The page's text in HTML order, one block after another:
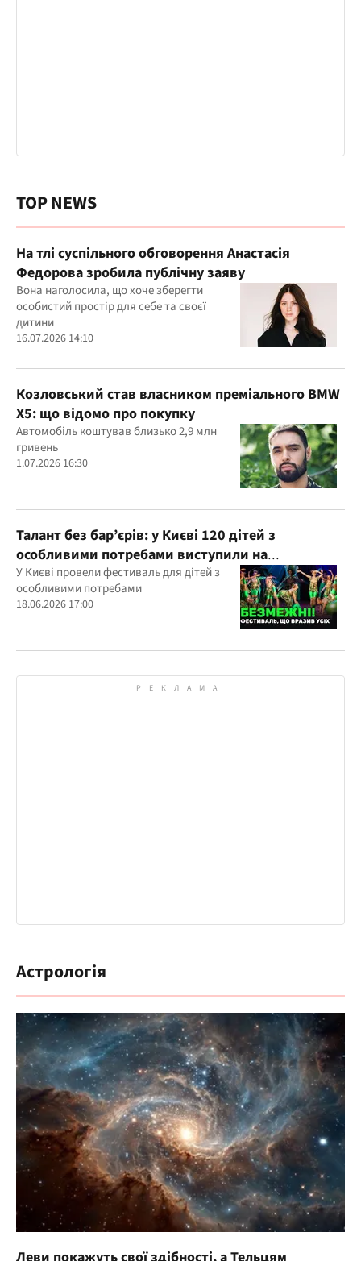
TOP NEWS
На тлі суспільного обговорення Анастасія
Федорова зробила публічну заяву
Вона наголосила, що хоче зберегти
особистий простір для себе та своєї
дитини
16.07.2026 14:10
Козловський став власником преміального BMW
X5: що відомо про покупку
Автомобіль коштував близько 2,9 млн
гривень
1.07.2026 16:30
Талант без бар’єрів: у Києві 120 дітей з
особливими потребами виступили на
всеукраїнському фестивалі
У Києві провели фестиваль для дітей з
особливими потребами
18.06.2026 17:00
Астрологія